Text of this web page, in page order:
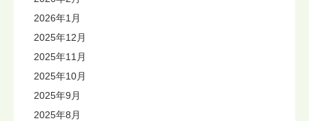
2026年1月
2025年12月
2025年11月
2025年10月
2025年9月
2025年8月